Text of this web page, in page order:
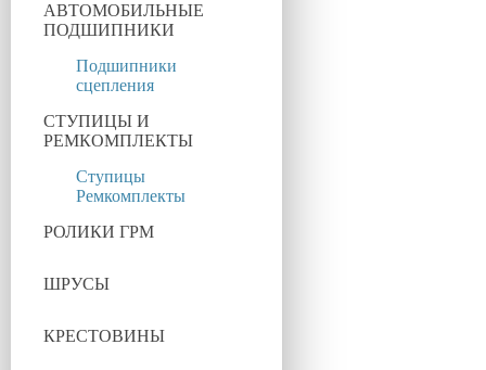
АВТОМОБИЛЬНЫЕ
ПОДШИПНИКИ
Подшипники
сцепления
СТУПИЦЫ И
РЕМКОМПЛЕКТЫ
Ступицы
Ремкомплекты
РОЛИКИ ГРМ
ШРУСЫ
КРЕСТОВИНЫ